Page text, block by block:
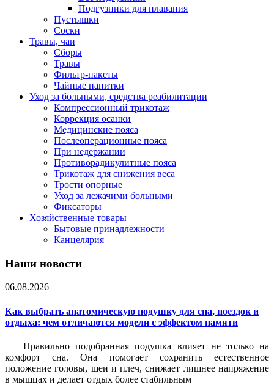
Подгузники для плавания
Пустышки
Соски
Травы, чаи
Сборы
Травы
Фильтр-пакеты
Чайные напитки
Уход за больными, средства реабилитации
Компрессионный трикотаж
Коррекция осанки
Медицинские пояса
Послеоперационные пояса
При недержании
Противорадикулитные пояса
Трикотаж для снижения веса
Трости опорные
Уход за лежачими больными
Фиксаторы
Хозяйственные товары
Бытовые принадлежности
Канцелярия
Наши новости
06.08.2026
Как выбрать анатомическую подушку для сна, поездок и
отдыха: чем отличаются модели с эффектом памяти
Правильно подобранная подушка влияет не только на
комфорт сна. Она помогает сохранить естественное
положение головы, шеи и плеч, снижает лишнее напряжение
в мышцах и делает отдых более стабильным